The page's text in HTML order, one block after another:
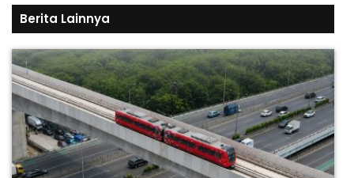
Berita Lainnya